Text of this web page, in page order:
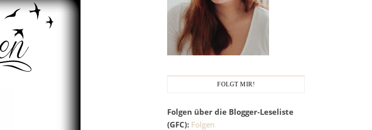
FOLGT MIR!
Folgen über die Blogger-Leseliste
(GFC): Folgen